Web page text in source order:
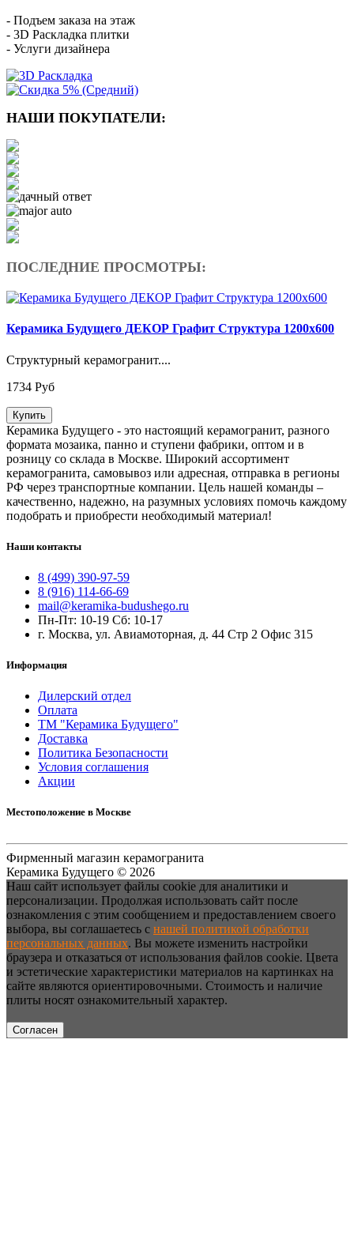
- Подъем заказа на этаж
- 3D Раскладка плитки
- Услуги дизайнера
НАШИ ПОКУПАТЕЛИ:
ПОСЛЕДНИЕ ПРОСМОТРЫ:
Керамика Будущего ДЕКОР Графит Структура 1200х600
Структурный керамогранит....
1734 Руб
Купить
Керамика Будущего - это настоящий керамогранит, разного
формата мозаика, панно и ступени фабрики, оптом и в
розницу со склада в Москве. Широкий ассортимент
керамогранита, самовывоз или адресная, отправка в регионы
РФ через транспортные компании. Цель нашей команды –
качественно, надежно, на разумных условиях помочь каждому
подобрать и приобрести необходимый материал!
Наши контакты
8 (499) 390-97-59
8 (916) 114-66-69
mail@keramika-budushego.ru
Пн-Пт: 10-19 Сб: 10-17
г. Москва, ул. Авиамоторная, д. 44 Стр 2 Офис 315
Информация
Дилерский отдел
Оплата
ТМ "Керамика Будущего"
Доставка
Политика Безопасности
Условия соглашения
Акции
Местоположение в Москве
Фирменный магазин керамогранита
Керамика Будущего © 2026
Наш сайт использует файлы cookie для аналитики и
персонализации. Продолжая использовать сайт после
ознакомления с этим сообщением и предоставлением своего
выбора, вы соглашаетесь с нашей политикой обработки
персональных данных. Вы можете изменить настройки
браузера и отказаться от использования файлов cookie. Цвета
и эстетические характеристики материалов на картинках на
сайте являются ориентировочными. Стоимость и наличие
плиты носят ознакомительный характер.
Согласен